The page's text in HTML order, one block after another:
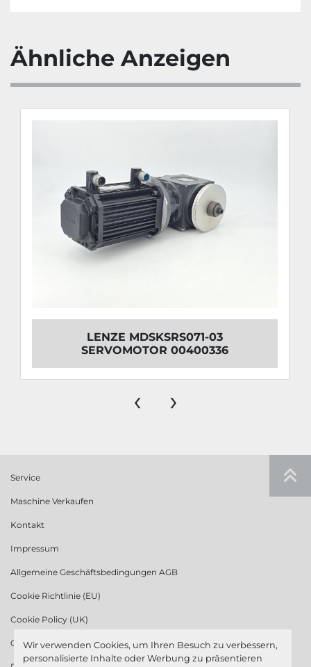
Wir verwenden Cookies, um Ihren Besuch zu verbessern,
personalisierte Inhalte oder Werbung zu präsentieren
Ähnliche Anzeigen
LENZE MDSKSRS071-03
SERVOMOTOR 00400336
‹ ›
Service
Maschine Verkaufen
Kontakt
Impressum
Allgemeine Geschäftsbedingungen AGB
Cookie Richtlinie (EU)
Cookie Policy (UK)
Cookie Richtlinie (US)